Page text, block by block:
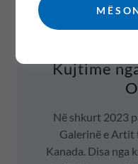
Kujtime
Në shkurt 2023
Galerinë e Artit
Kanada. Disa nga